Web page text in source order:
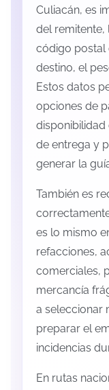
Culiacán, es
del remitente,
código postal
destino, el
Estos datos
opciones de
de entrega y
generar la
También es
es lo mismo
refacciones,
comerciales,
mercancía
a seleccionar
preparar el
incidencias
En rutas